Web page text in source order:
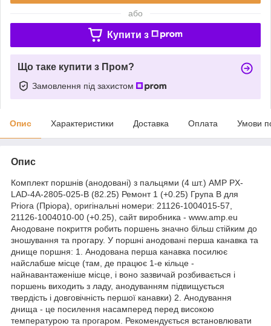
або
Купити з
Що таке купити з Пром?
Замовлення під захистом
Опис Характеристики Доставка Оплата Умови
Опис
Комплект поршнів (анодовані) з пальцями (4 шт.) AMP PX-
LAD-4A-2805-025-B (82.25) Ремонт 1 (+0.25) Група B для
Priora (Пріора), оригінальні номери: 21126-1004015-57,
21126-1004010-00 (+0.25), сайт виробника - www.amp.eu
Анодоване покриття робить поршень значно більш стійким до
зношування та прогару. У поршні анодовані перша канавка та
днище поршня: 1. Анодована перша канавка посилює
найслабше місце (там, де працює 1-е кільце -
найнавантаженіше місце, і воно зазвичай розбивається і
поршень виходить з ладу, анодуванням підвищується
твердість і довговічність першої канавки) 2. Анодування
днища - це посилення насамперед перед високою
температурою та прогаром. Рекомендується встановлювати